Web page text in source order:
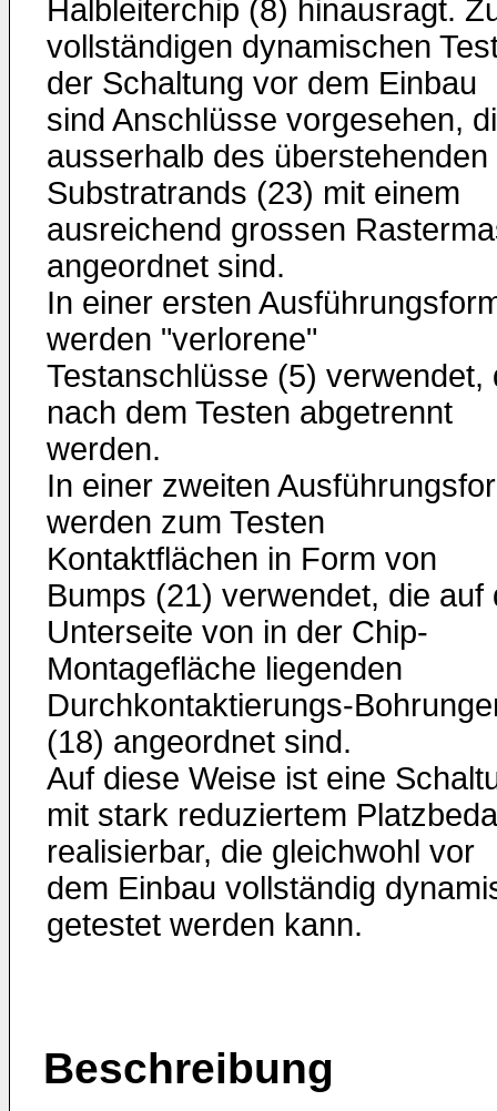
Halbleiterchip (8) hinausragt.
vollständigen dynamischen
der Schaltung vor dem Einbau
sind Anschlüsse vorgesehen,
ausserhalb des überstehenden
Substratrands (23) mit einem
ausreichend grossen
an­geordnet sind.
In einer ersten
werden "verlorene"
Testanschlüsse (5) verwendet,
nach dem Testen abgetrennt
werden.
In einer zweiten
werden zum Testen
Kontaktflächen in Form von
Bumps (21) verwendet, die auf
Unterseite von in der Chip-
Montagefläche liegenden
Durchkontak­tierungs-
(18) angeordnet sind.
Auf diese Weise ist eine
mit stark reduziertem
realisierbar, die gleichwohl vor
dem Einbau vollständig
getestet werden kann.
Beschreibung